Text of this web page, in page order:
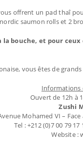
offrent un pad thaî
saumon rolls et 2
la bouche, et pour
vous êtes de
Informations
Ouvert de 12h à
Zushi
Mohamed VI –
Tel : +212 (0)7 00 79
Website :